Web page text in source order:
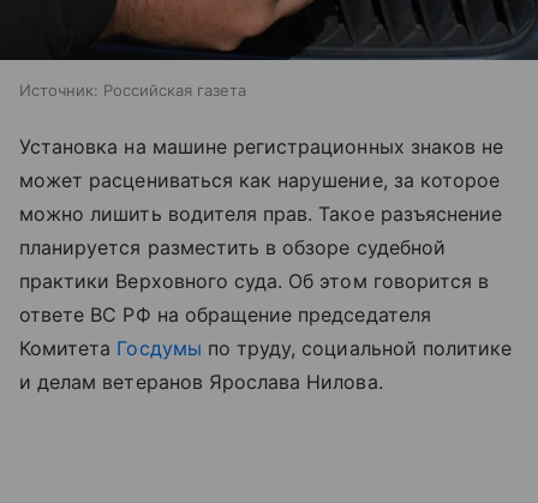
Источник: Российская газета
Установка на машине регистрационных знаков не
может расцениваться как нарушение, за которое
можно лишить водителя прав. Такое разъяснение
планируется разместить в обзоре судебной
практики Верховного суда. Об этом говорится в
ответе ВС РФ на обращение председателя
Комитета Госдумы по труду, социальной политике
и делам ветеранов Ярослава Нилова.